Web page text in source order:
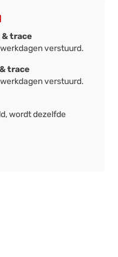
trace
verstuurd.
trace
verstuurd.
wordt dezelfde